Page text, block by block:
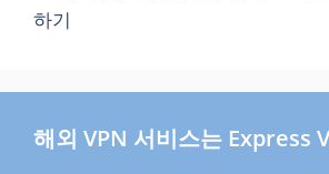
하기
해외 VPN 서비스는 Express